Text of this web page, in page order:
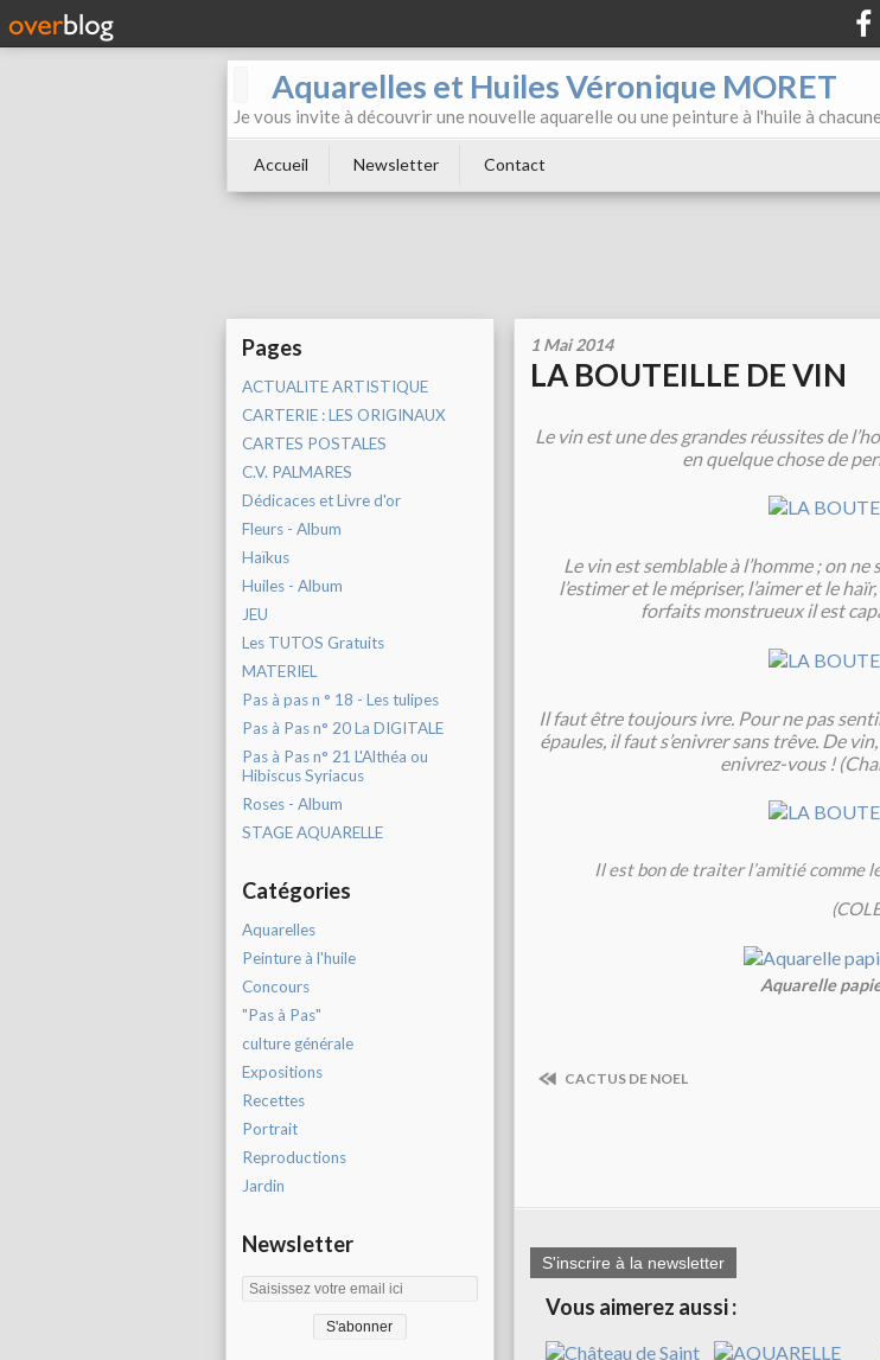
Aquarelles et Huiles Véronique MORET
Je vous invite à découvrir une nouvelle aquarelle ou une peinture à l'huile à
Accueil Newsletter Contact
Pages
ACTUALITE ARTISTIQUE
CARTERIE : LES ORIGINAUX
CARTES POSTALES
C.V. PALMARES
Dédicaces et Livre d'or
Fleurs - Album
Haïkus
Huiles - Album
JEU
Les TUTOS Gratuits
MATERIEL
Pas à pas n ° 18 - Les tulipes
Pas à Pas n° 20 La DIGITALE
Pas à Pas n° 21 L'Althéa ou
Hibiscus Syriacus
Roses - Album
STAGE AQUARELLE
Catégories
Aquarelles
Peinture à l'huile
Concours
"Pas à Pas"
culture générale
Expositions
Recettes
Portrait
Reproductions
Jardin
Newsletter
1 Mai 2014
LA BOUTEILLE DE VIN
Le vin est une des grandes réussites de
en quelque chose de
Le vin est semblable à l’homme ; on
l’estimer et le mépriser, l’aimer et le
forfaits monstrueux il est
Il faut être toujours ivre. Pour ne pas
épaules, il faut s’enivrer sans trêve. De
enivrez-vous !
Il est bon de traiter l’amitié comme
Aquarelle
CACTUS DE NOEL
S'inscrire à la newsletter
Vous aimerez aussi :